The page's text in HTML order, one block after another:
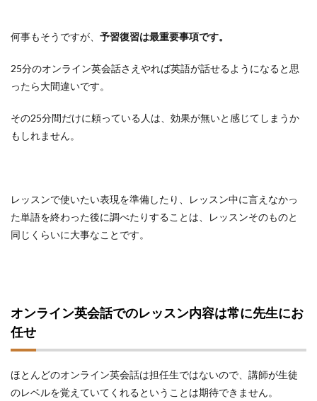
何事もそうですが、 予習復習は最重要事項です。
25分のオンライン英会話さえやれば英語が話せるようになると思
ったら大間違いです。
その25分間だけに頼っている人は、効果が無いと感じてしまうか
もしれません。
レッスンで使いたい表現を準備したり、レッスン中に言えなかっ
た単語を終わった後に調べたりすることは、レッスンそのものと
同じくらいに大事なことです。
オンライン英会話でのレッスン内容は常に先生にお
任せ
ほとんどのオンライン英会話は担任生ではないので、講師が生徒
のレベルを覚えていてくれるということは期待できません。